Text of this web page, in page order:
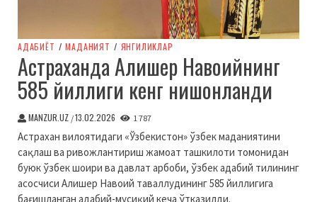
АДАБИЁТ / МАДАНИЯТ / ЯНГИЛИКЛАР
Астраханда Алишер Навоийнинг
585 йиллиги кенг нишонланди
MANZUR.UZ /13.02.2026 1 787
Астрахан вилоятидаги «Ўзбекистон» ўзбек маданиятини
сақлаш ва ривожлантириш жамоат ташкилоти томонидан
буюк ўзбек шоири ва давлат арбоби, ўзбек адабий тилининг
асосчиси Алишер Навоий таваллудининг 585 йиллигига
бағишланган адабий-мусиқий кеча ўтказилди.